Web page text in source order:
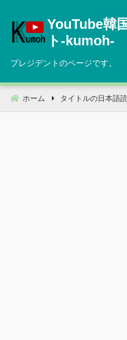
へ
動
YouTube韓
ト‐kumoh‐
プレジデントのページです。
ホーム タイトルの日本語